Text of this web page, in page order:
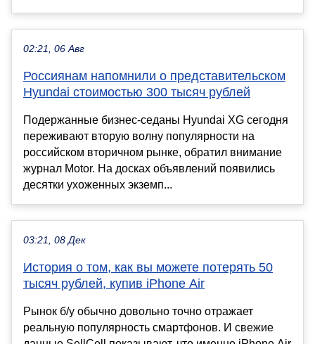
02:21, 06 Авг
Россиянам напомнили о представительском
Hyundai стоимостью 300 тысяч рублей
Подержанные бизнес-седаны Hyundai XG сегодня
переживают вторую волну популярности на
российском вторичном рынке, обратил внимание
журнал Motor. На досках объявлений появились
десятки ухоженных экземп...
03:21, 08 Дек
История о том, как вы можете потерять 50
тысяч рублей, купив iPhone Air
Рынок б/у обычно довольно точно отражает
реальную популярность смартфонов. И свежие